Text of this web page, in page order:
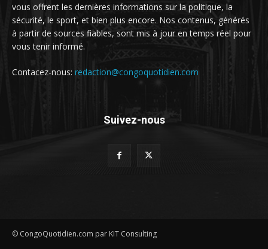
vous offrent les dernières informations sur la politique, la
sécurité, le sport, et bien plus encore. Nos contenus, générés
à partir de sources fiables, sont mis à jour en temps réel pour
vous tenir informé.
Contacez-nous: redaction@congoquotidien.com
Suivez-nous
© CongoQuotidien.com par KIT Consulting